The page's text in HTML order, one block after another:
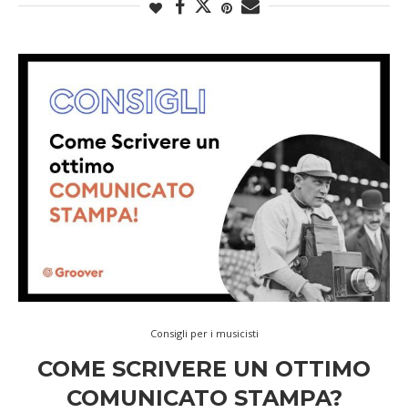
Consigli per i musicisti
COME SCRIVERE UN OTTIMO
COMUNICATO STAMPA?